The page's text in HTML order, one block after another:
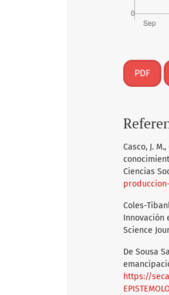
PDF
Casco, J.
Ciencias
Coles-
Innovación
Science
De Sousa
https://